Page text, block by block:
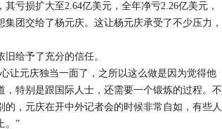
亏损扩大至2.64亿美元，全年净亏2.26亿美元，
团交给了杨元庆。这让杨元庆承受了不少压力，
给予了充分的信任。
元庆独当一面了，之所以这么做是因为觉得他
特别是跟国际人士，还需要一个锻炼的过程。不
，元庆在开中外记者会的时候非常自如，有些人
。”